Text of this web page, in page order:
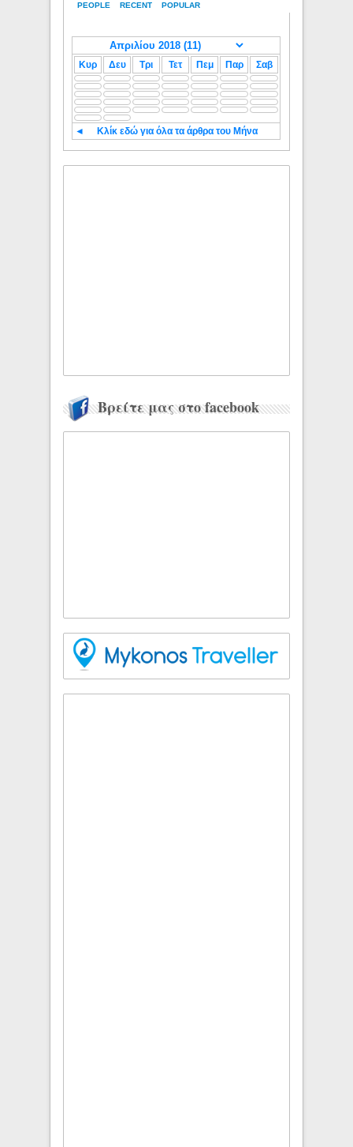
PEOPLE RECENT POPULAR
Κυρ Δευ Τρι Τετ Πεμ Παρ Σαβ
◄ Κλίκ εδώ για όλα τα άρθρα του Μήνα
Βρείτε μας στο facebook